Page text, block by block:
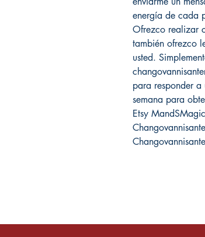
energía de cada
Ofrezco realizar
también ofrezco
usted.
para responder
semana para
Etsy